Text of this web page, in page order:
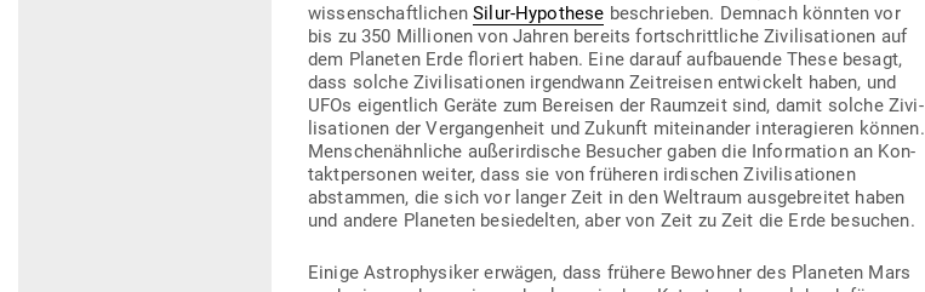
wis­sen­schaft­lichenSilur-Hypo­these beschrieben. Demnach könnten vor
bis zu 350 Mil­lionen von Jahren bereits fort­schritt­liche Zivi­li­sa­tionen auf
dem Pla­neten Erde flo­riert haben. Eine darauf auf­bauende These besagt,
dass solche Zivi­li­sa­tionen irgendwann Zeit­reisen ent­wi­ckelt haben, und
UFOs eigentlich Geräte zum Bereisen der Raumzeit sind, damit solche Zivi­
li­sa­tionen der Ver­gan­genheit und Zukunft mit­ein­ander inter­agieren können.
Men­schen­ähn­liche außer­ir­dische Besucher gaben die Infor­mation an Kon­
takt­per­sonen weiter, dass sie von frü­heren irdi­schen Zivi­li­sa­tionen
abstammen, die sich vor langer Zeit in den Weltraum aus­ge­breitet haben
und andere Pla­neten besie­delten, aber von Zeit zu Zeit die Erde besuchen.
Einige Astro­phy­siker erwägen, dass frühere Bewohner des Pla­neten Mars